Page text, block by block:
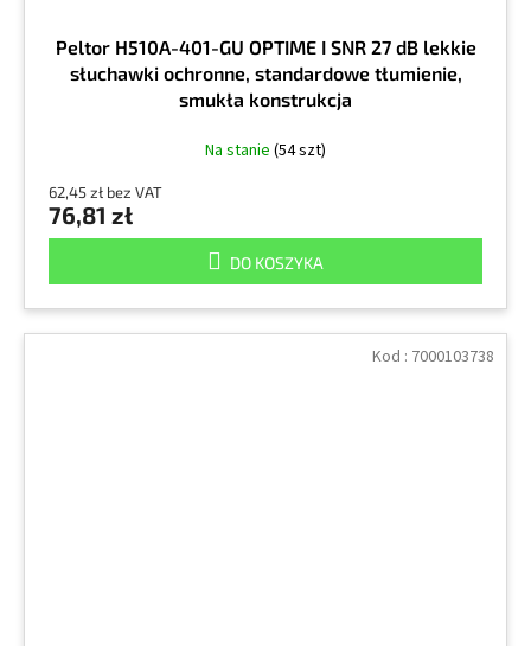
Peltor H510A-401-GU OPTIME I SNR 27 dB lekkie
słuchawki ochronne, standardowe tłumienie,
smukła konstrukcja
Na stanie (54 szt)
62,45 zł bez VAT
76,81 zł
DO KOSZYKA
Kod : 7000103738